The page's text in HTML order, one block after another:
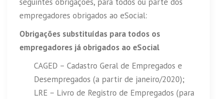
empregadores obrigados ao eSocial:
Obrigações substituídas para todos os
empregadores já obrigados ao eSocial
CAGED – Cadastro Geral de Empregados e
Desempregados (a partir de janeiro/2020);
LRE – Livro de Registro de Empregados (para